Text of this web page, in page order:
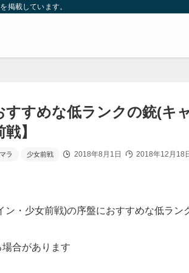
掲載しています。
すすめな低ランクの銃(キ
】
ラ 少女前戦 2018年8月1日 2018年12月18
ン・少女前戦)の序盤におすすめな低ラン
合があります